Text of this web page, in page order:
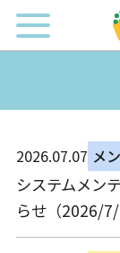
2026.07.07 メ
システムメン
らせ（2026/7/